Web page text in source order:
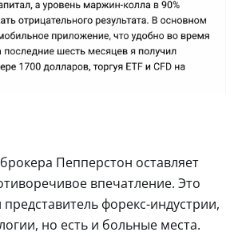
Пепперстон оставляет
впечатление. Это
представитель форекс-индустрии,
но есть и больные места.